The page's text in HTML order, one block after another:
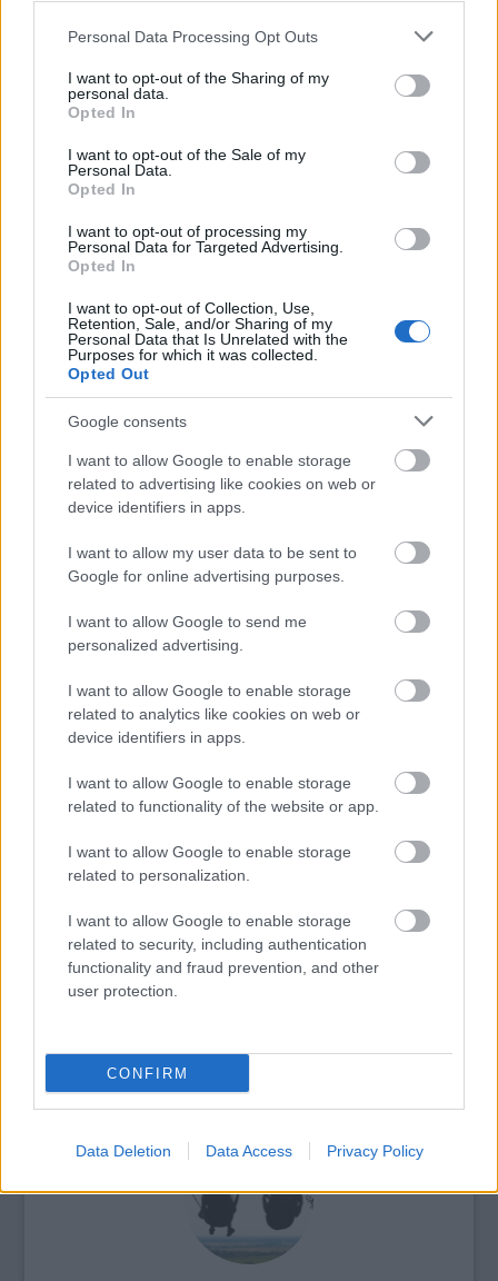
Please note that this website/app uses one or more Google
not limited to your visit or usage behaviour. You may click to
grant or deny consent to Google and its third-party tags to
use your data for below specified purposes in below Google
consent section.
Personal Data Processing Opt Outs
I want to opt-out of the Sharing of my
personal data.
Opted In
I want to opt-out of the Sale of my
Personal Data.
Opted In
I want to opt-out of processing my
Personal Data for Targeted Advertising.
Opted In
I want to opt-out of Collection, Use,
Retention, Sale, and/or Sharing of my
Personal Data that Is Unrelated with the
Purposes for which it was collected.
Opted Out
Google consents
I want to allow Google to enable storage
related to advertising like cookies on web or
device identifiers in apps.
I want to allow my user data to be sent to
Google for online advertising purposes.
I want to allow Google to send me
personalized advertising.
I want to allow Google to enable storage
related to analytics like cookies on web or
device identifiers in apps.
I want to allow Google to enable storage
related to functionality of the website or app.
I want to allow Google to enable storage
related to personalization.
I want to allow Google to enable storage
related to security, including authentication
functionality and fraud prevention, and other
user protection.
CONFIRM
Data Deletion Data Access Privacy Policy
Gyémánt László: Határ Győző portréja (Forrás: pim.hu)
Határ Győző Angliában első köteteit maga
készítette el, ő maga szedte, tördelte, majd
bekötette azokat, kinyomtatta és elküldte
Magyarországtól, csak a BBC-ben és a
Szabad Európa Rádióban hallható zenei,
színházi, képzőművészeti és önbeszámolói,
valamint könyvbemutatói révén tartott
kapcsolatot a hazai irodalommal és az
Mint azt Mezey Katalin egy korábbi
interjúban megfogalmazta, Határ az egyik
legnagyobb formátumú költője, írója,
gondolkodója volt a 20-21. századi magyar
kultúrának. Sokrétű lírai életművében
visszatükröződnek a 20. század modernista
irányzatai, és jelentős alkotóerővel bíró
legklasszikusabb kötött formákban,
dalformákban, illetve a nyugat-európai
Forrás: MTI
Irodalom Évforduló
Emigráció